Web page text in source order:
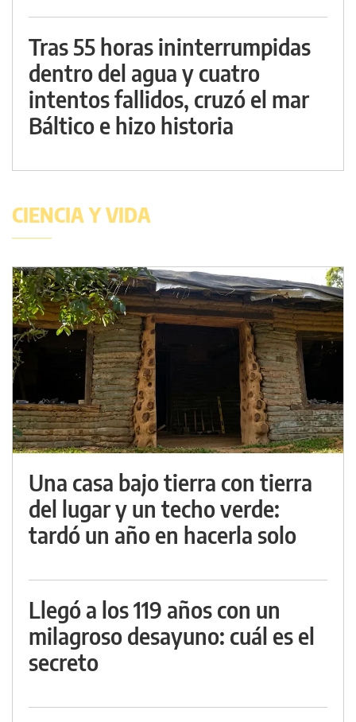
Tras 55 horas ininterrumpidas
dentro del agua y cuatro
intentos fallidos, cruzó el mar
Báltico e hizo historia
CIENCIA Y VIDA
Una casa bajo tierra con tierra
del lugar y un techo verde:
tardó un año en hacerla solo
Llegó a los 119 años con un
milagroso desayuno: cuál es el
secreto